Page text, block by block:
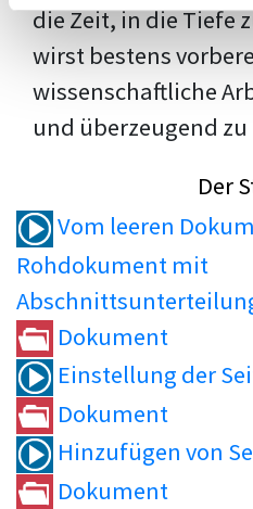
die Zeit, in die Tiefe
wirst bestens
wissenschaftliche
und überzeugend
Der
Vom leeren
Rohdokument mit
Dokument
Einstellung der
Dokument
Hinzufügen von
Dokument